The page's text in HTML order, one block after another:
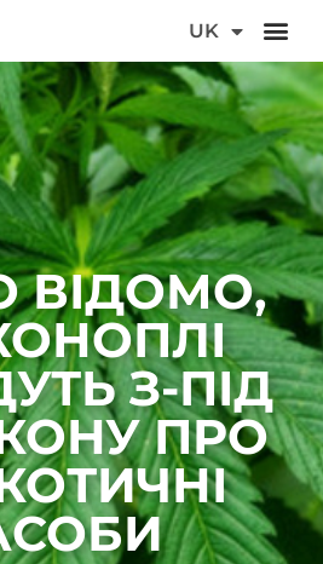
UK
FR
ВІДОМО,
З-ПІД
ПРО